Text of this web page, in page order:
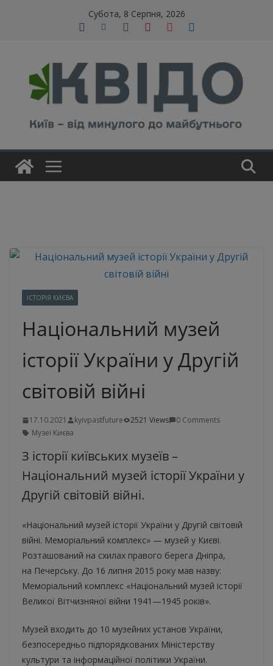
Субота, 8 Серпня, 2026
ІСТОРІЯ КИЄВА
Національний музей
історії України у Другій
світовій війні
17.10.2021 kyivpastfuture 2521 Views
0 Comments
Музеї Києва
З історії київських музеїв –
Національний музей історії України у
Другій світовій війні.
«Національний музей історії України у Другій світовій
війні. Меморіальний комплекс» — музей у Києві.
Розташований на схилах правого берега Дніпра,
на Печерську. До 16 липня 2015 року мав назву:
Меморіальний комплекс «Національний музей історії
Великої Вітчизняної війни 1941—1945 років».
Музей входить до 10 музейних установ України,
безпосередньо підпорядкованих Міністерству
культури та інформаційної політики України.
modal-check